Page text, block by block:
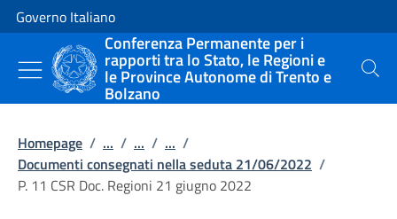
Vai al contenuto
Vai alla navigazione del sito
Governo Italiano
Conferenza Permanente per i
rapporti tra lo Stato, le Regioni e
le Province Autonome di Trento e
Bolzano
Cerca
Homepage / ... / ... / ... /
Documenti consegnati nella seduta 21/06/2022 /
P. 11 CSR Doc. Regioni 21 giugno 2022